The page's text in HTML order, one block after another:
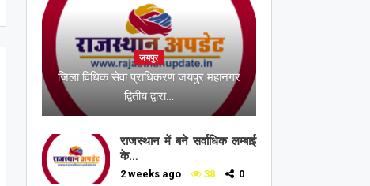
जयपुर
जिला विधिक सेवा प्राधिकरण जयपुर महानगर
द्वितीय द्वारा…
राजस्थान में बने सर्वाधिक लम्बाई
के…
2 weeks ago 38 0